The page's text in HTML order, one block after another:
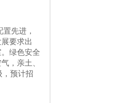
先进，
要求出
绿色安全
，亲土、
，预计招